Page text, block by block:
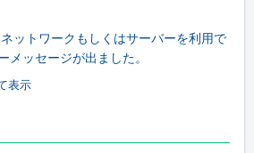
ットワークもしくはサーバーを利用で
メッセージが出ました。
表示